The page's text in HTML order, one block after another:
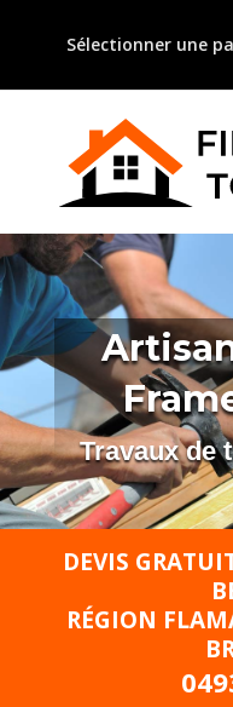
Sélectionner une
Travaux de
DEVIS
RÉGION